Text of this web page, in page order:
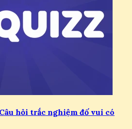
hỏi trắc nghiệm đố vui có